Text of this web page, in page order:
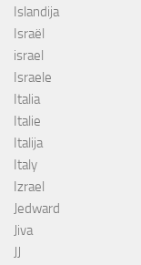
Islandija
Israël
israel
Israele
Italia
Italie
Italija
Italy
Izrael
Jedward
Jiva